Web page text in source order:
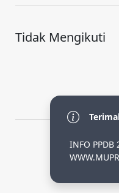
Tidak Mengikuti
By
INFO